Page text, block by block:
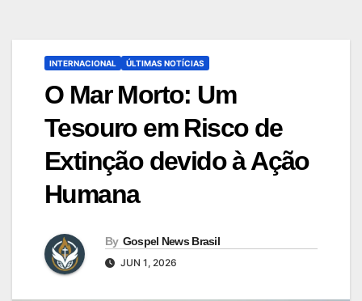
INTERNACIONAL ÚLTIMAS NOTÍCIAS
O Mar Morto: Um
Tesouro em Risco de
Extinção devido à Ação
Humana
By Gospel News Brasil
JUN 1, 2026